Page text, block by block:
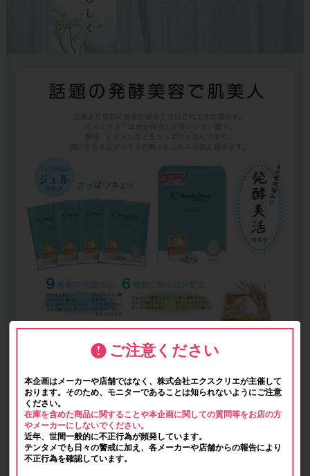
ご注意ください
本企画はメーカーや店舗ではなく、株式会社エクスクリエが主催して
おります。そのため、モニターであることは知られないようにご注意
ください。
在庫を含めた商品に関することや本企画に関しての質問等をお店の方
やメーカーにしないでください。
近年、世間一般的に不正行為が頻発しています。
テンタメでも日々の警戒に加え、各メーカーや店舗からの報告により
不正行為を確認しています。